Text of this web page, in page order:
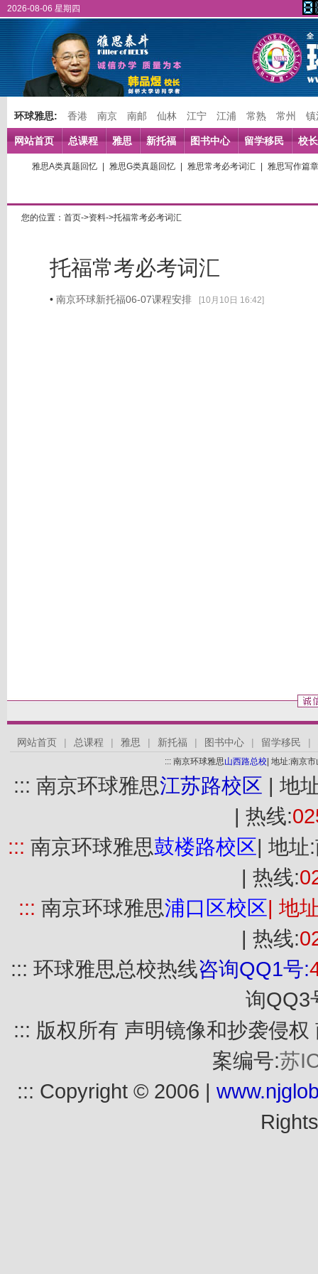
2026-08-06 星期四
环球雅思: 香港 南京 南邮 仙林 江宁 江浦 常熟 常州 镇
网站首页 总课程 雅思 新托福 图书中心 留学移民 校
雅思A类真题回忆 雅思G类真题回忆 雅思常考必考词汇 雅思写作篇
您的位置：首页->资料->托福常考必考词汇
托福常考必考词汇
• 南京环球新托福06-07课程安排 [10月10日 16:42]
网站首页 | 总课程 | 雅思 | 新托福 | 图书中心 | 留学移民 |
::: 南京环球雅思山西路总校 | 地址:南京
::: 南京环球雅思江苏路校区 | 地
| 热线:
::: 南京环球雅思鼓楼路校区| 地址
| 热线:
::: 南京环球雅思浦口 区校区| 地
| 热线:
::: 环球雅思总校热线咨询QQ1号:
询QQ3
::: 版权所有 声明镜像和抄袭侵
案编号:苏
::: Copyright © 2006 |